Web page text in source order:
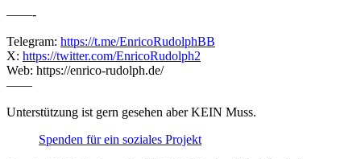
——-
Telegram: https://t.me/EnricoRudolphBB
X: https://twitter.com/EnricoRudolph2
Web: https://enrico-rudolph.de/
——
Unterstützung ist gern gesehen aber KEIN Muss.
Spenden für ein soziales Projekt